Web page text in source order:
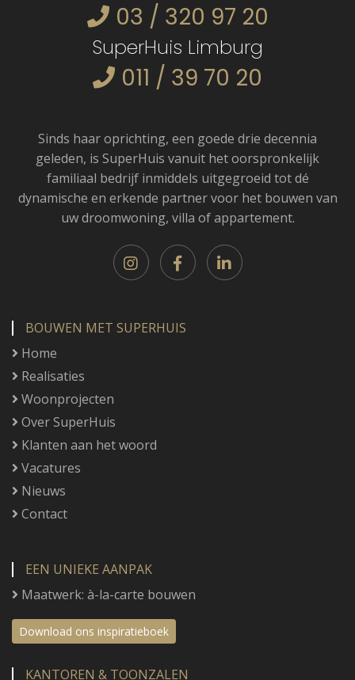
03 / 320 97 20
SuperHuis Limburg
011 / 39 70 20
Sinds haar oprichting, een goede drie decennia
geleden, is SuperHuis vanuit het oorspronkelijk
familiaal bedrijf inmiddels uitgegroeid tot dé
dynamische en erkende partner voor het bouwen van
uw droomwoning, villa of appartement.
BOUWEN MET SUPERHUIS
Home
Realisaties
Woonprojecten
Over SuperHuis
Klanten aan het woord
Vacatures
Nieuws
Contact
EEN UNIEKE AANPAK
Maatwerk: à-la-carte bouwen
Download ons inspiratieboek
KANTOREN & TOONZALEN